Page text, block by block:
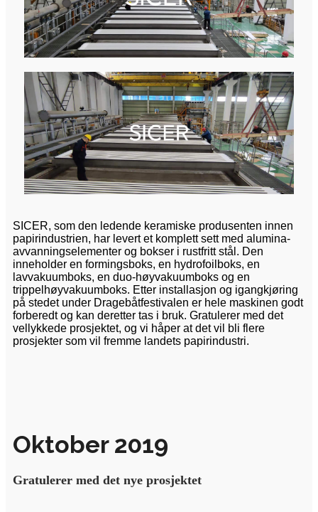
SICER, som den ledende keramiske produsenten innen
papirindustrien, har levert et komplett sett med alumina-
avvanningselementer og bokser i rustfritt stål. Den
inneholder en formingsboks, en hydrofoilboks, en
lavvakuumboks, en duo-høyvakuumboks og en
trippelhøyvakuumboks. Etter installasjon og igangkjøring
på stedet under Dragebåtfestivalen er hele maskinen godt
forberedt og kan deretter tas i bruk. Gratulerer med det
vellykkede prosjektet, og vi håper at det vil bli flere
prosjekter som vil fremme landets papirindustri.
Oktober 2019
Gratulerer med det nye prosjektet